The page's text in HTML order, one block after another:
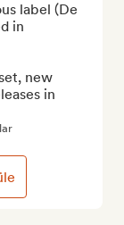
label (De
in
new
in